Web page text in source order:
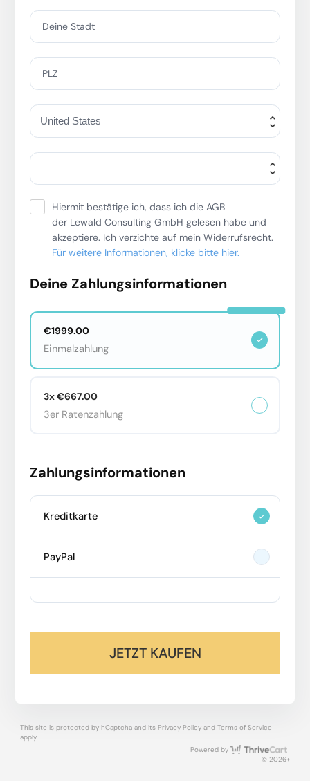
Deine Stadt
PLZ
Hiermit bestätige ich, dass ich die AGB
der Lewald Consulting GmbH gelesen habe und
akzeptiere. Ich verzichte auf mein Widerrufsrecht.
Für weitere Informationen, klicke bitte hier.
Deine Zahlungsinformationen
Einmalzahlung
€1999.00
3er Ratenzahlung
3x €667.00
Zahlungsinformationen
Kreditkarte
PayPal
JETZT KAUFEN
This site is protected by hCaptcha and itsPrivacy Policy andTerms of Service
apply.
Powered by
© 2026+